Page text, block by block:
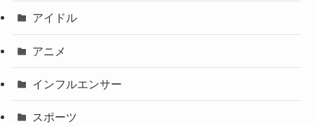
アイドル
アニメ
インフルエンサー
スポーツ